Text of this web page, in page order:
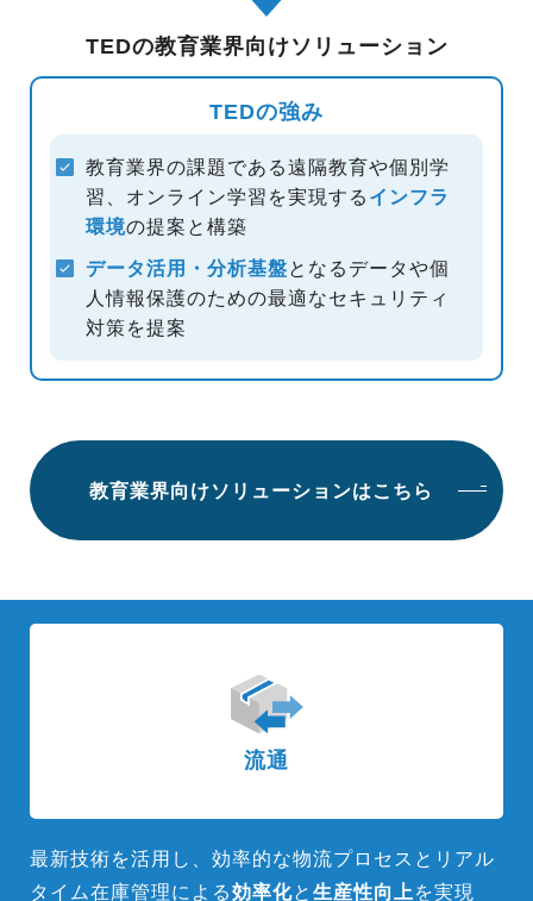
TEDの教育業界向けソリューション
TEDの強み
教育業界の課題である遠隔教育や個別学
習、オンライン学習を実現する インフラ
環境の提案と構築
データ活用・分析基盤となるデータや個
人情報保護のための最適なセキュリティ
対策を提案
教育業界向けソリューションはこちら
流通
最新技術を活用し、効率的な物流プロセスとリアル
タイム在庫管理に よる効率化と 生産性向上 を実現